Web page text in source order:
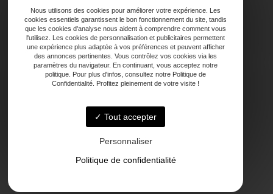
Joints
Faux plafond
Contact
47000 Agen
Nous utilisons des cookies pour améliorer votre expérience. Les
cookies essentiels garantissent le bon fonctionnement du site, tandis
que les cookies d'analyse nous aident à comprendre comment vous
l'utilisez. Les cookies de personnalisation et publicitaires permettent
une expérience plus adaptée à vos préférences et peuvent afficher
des annonces pertinentes. Vous contrôlez vos cookies via les
paramètres du navigateur. En continuant, vous acceptez notre
politique. Pour plus d'infos, consultez notre Politique de
Confidentialité. Profitez pleinement de votre visite !
Tout accepter
Personnaliser
Politique de confidentialité